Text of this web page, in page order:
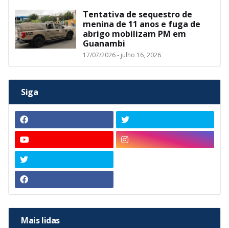
Tentativa de sequestro de
menina de 11 anos e fuga de
abrigo mobilizam PM em
Guanambi
17/07/2026 - julho 16, 2026
Siga
Mais lidas